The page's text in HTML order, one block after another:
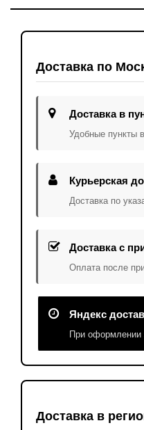
Доставка по
Доставка в
Удобные пункты
Курьерская
Доставка по
Доставка с
Оплата после
Яндекс
При оформлении
Доставка в